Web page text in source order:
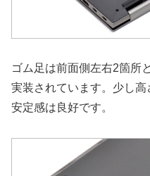
ゴム足は前面側左右2箇所
実装されています。少し
安定感は良好です。